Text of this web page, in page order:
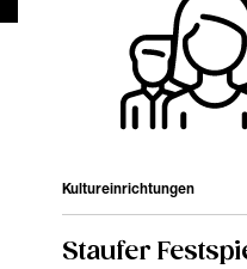
Kultureinrichtungen
Staufer